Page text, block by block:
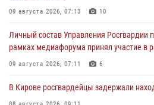
09 августа 2026, 07:13 10
Личный состав Управления Росгвардии
рамках медиафорума принял участие в
09 августа 2026, 07:11 6
В Кирове росгвардейцы задержали